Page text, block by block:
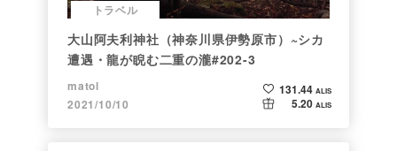
トラベル
大山阿夫利神社（神奈川県伊勢原市）~シカ
遭遇・龍が睨む二重の瀧#202-3
matol
2021/10/10
131.44 ALIS
5.20 ALIS